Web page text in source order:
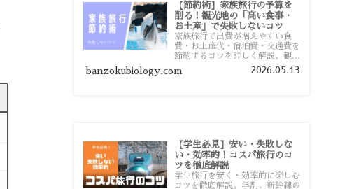
【節約術】家族旅行の予算を
削る！観光地の「高い食事・
お土産」で失敗しないコツ
家族旅行で出費が増えやすい食
費・お土産代・宿泊費・交通費を
節約するコツを詳しく解説。観光
地価格を避ける方法や、早割・ス
ーパー活用術、予算管理のポイン
banzokubiology.com 2026.05.13
【学生必見】安い・失敗しな
い・効率的！コスパ旅行のコ
ツを徹底解説
学生旅行を安く・効率的に楽しむ
コツを徹底解説。学割、新幹線の